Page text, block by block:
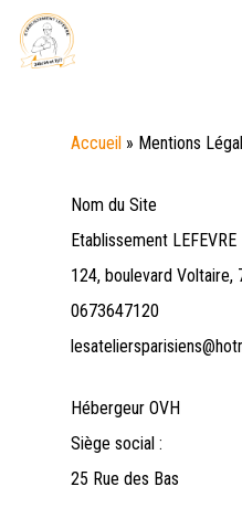
Skip
Accueil » Mentions
Nom du Site
Etablissement LEFEVRE
124, boulevard Voltaire,
0673647120
Hébergeur OVH
Siège social :
25 Rue des Bas